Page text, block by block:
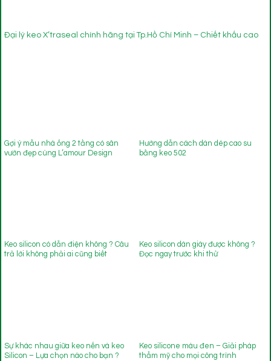
Đại lý keo X’traseal chính hãng tại Tp.Hồ Chí Minh – Chiết khấu cao
Gợi ý mẫu nhà ống 2 tầng có sân
vườn đẹp cùng L’amour Design
Hướng dẫn cách dán dép cao su
bằng keo 502
Keo silicon có dẫn điện không ? Câu
trả lời không phải ai cũng biết
Keo silicon dán giày được không ?
Đọc ngay trước khi thử
Sự khác nhau giữa keo nến và keo
Silicon – Lựa chọn nào cho bạn ?
Keo silicone màu đen – Giải pháp
thẩm mỹ cho mọi công trình